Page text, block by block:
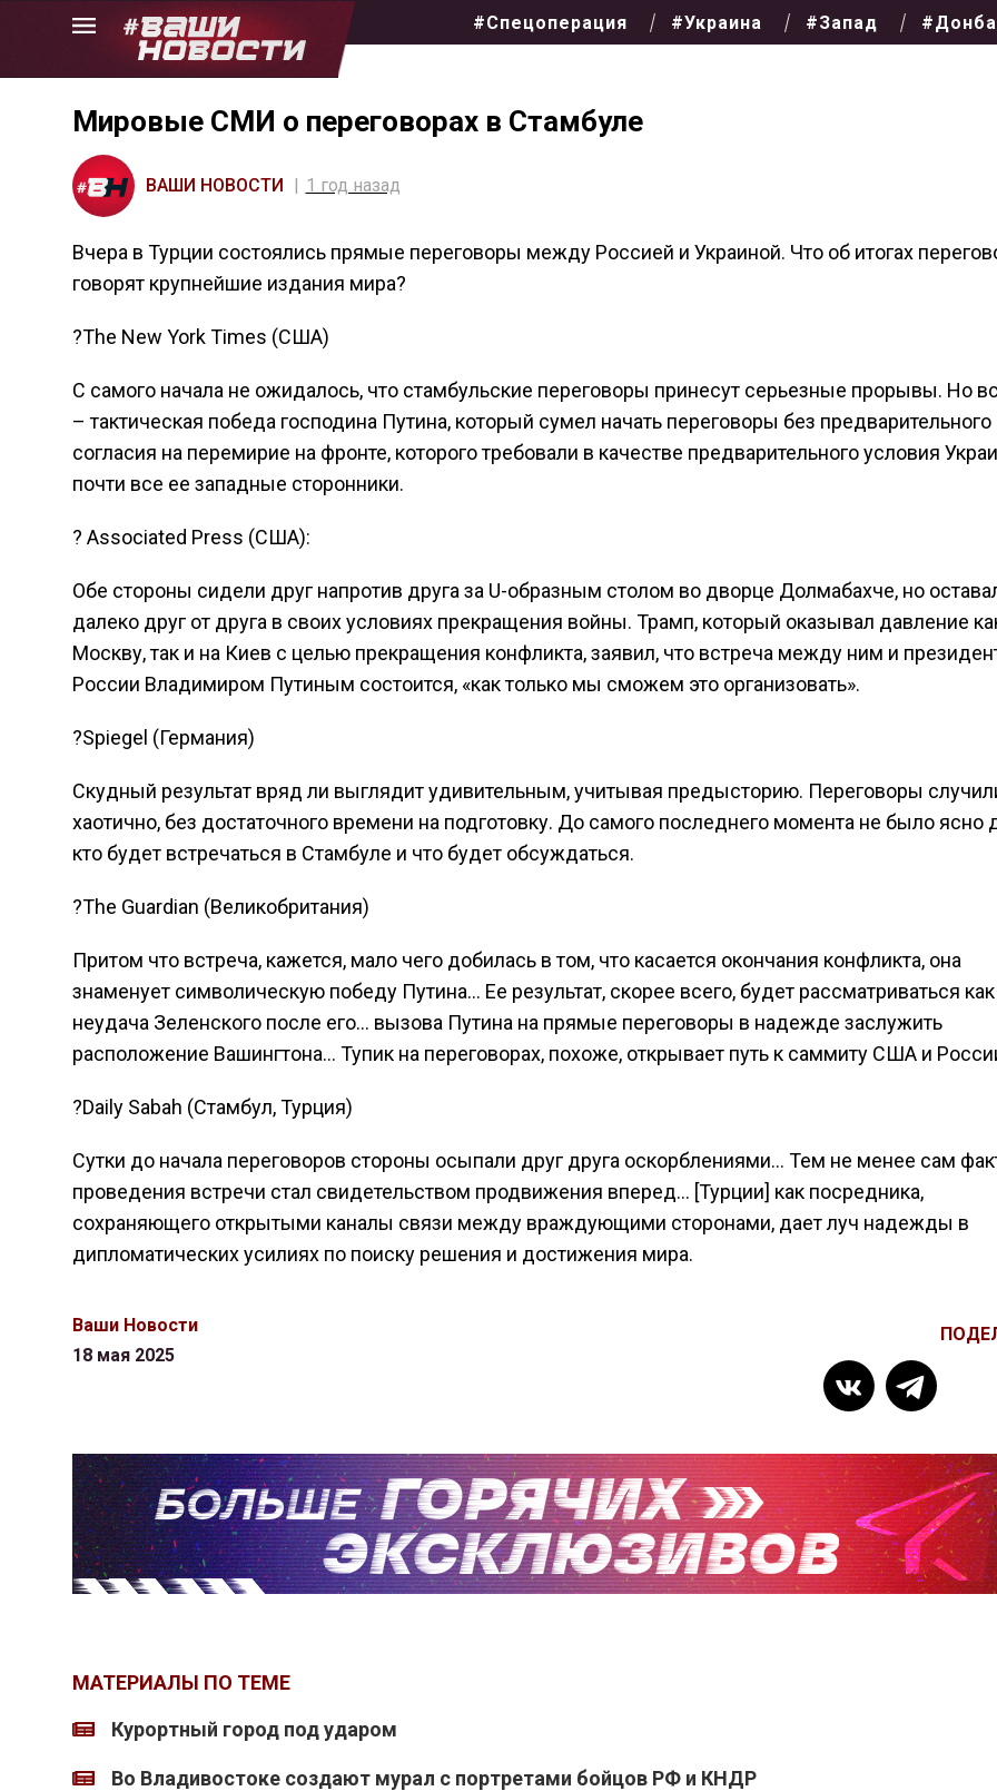
Skip
#Спецоперация #Украина #Запад
Мировые СМИ о переговорах в Стамбуле
ВАШИ НОВОСТИ 1 год назад
Вчера в Турции состоялись прямые переговоры между Россией и Украиной. Что об итогах
говорят крупнейшие издания мира?
?The New York Times (США)
С самого начала не ожидалось, что стамбульские переговоры принесут серьезные прорывы. Но
– тактическая победа господина Путина, который сумел начать переговоры без предварительного
согласия на перемирие на фронте, которого требовали в качестве предварительного условия
почти все ее западные сторонники.
? Associated Press (США):
Обе стороны сидели друг напротив друга за U-образным столом во дворце Долмабахче, но
далеко друг от друга в своих условиях прекращения войны. Трамп, который оказывал давление
Москву, так и на Киев с целью прекращения конфликта, заявил, что встреча между ним и
России Владимиром Путиным состоится, «как только мы сможем это организовать».
?Spiegel (Германия)
Скудный результат вряд ли выглядит удивительным, учитывая предысторию. Переговоры
хаотично, без достаточного времени на подготовку. До самого последнего момента не было ясно
кто будет встречаться в Стамбуле и что будет обсуждаться.
?The Guardian (Великобритания)
Притом что встреча, кажется, мало чего добилась в том, что касается окончания конфликта, она
знаменует символическую победу Путина… Ее результат, скорее всего, будет рассматриваться как
неудача Зеленского после его… вызова Путина на прямые переговоры в надежде заслужить
расположение Вашингтона… Тупик на переговорах, похоже, открывает путь к саммиту США и
?Daily Sabah (Стамбул, Турция)
Сутки до начала переговоров стороны осыпали друг друга оскорблениями… Тем не менее сам
проведения встречи стал свидетельством продвижения вперед… [Турции] как посредника,
сохраняющего открытыми каналы связи между враждующими сторонами, дает луч надежды в
дипломатических усилиях по поиску решения и достижения мира.
Ваши Новости
18 мая 2025
МАТЕРИАЛЫ ПО ТЕМЕ
Курортный город под ударом
Во Владивостоке создают мурал с портретами бойцов РФ и КНДР